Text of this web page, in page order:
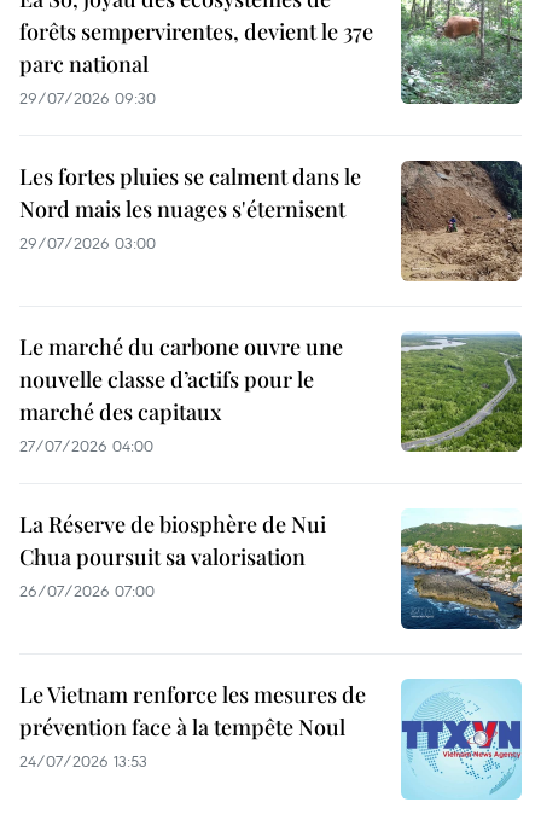
forêts sempervirentes, devient le 37e
parc national
29/07/2026 09:30
Les fortes pluies se calment dans le
Nord mais les nuages s'éternisent
29/07/2026 03:00
Le marché du carbone ouvre une
nouvelle classe d’actifs pour le
marché des capitaux
27/07/2026 04:00
La Réserve de biosphère de Nui
Chua poursuit sa valorisation
26/07/2026 07:00
Le Vietnam renforce les mesures de
prévention face à la tempête Noul
24/07/2026 13:53